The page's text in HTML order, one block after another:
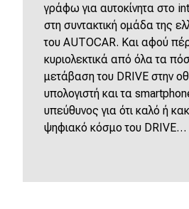
γράφω για αυτοκίνητα στο
στη συντακτική ομάδα της
του AUTOCAR. Και αφού
κυριολεκτικά από όλα τα
μετάβαση του DRIVE στην
υπολογιστή και τα
υπεύθυνος για ότι καλό ή
ψηφιακό κόσμο του DRIVE…